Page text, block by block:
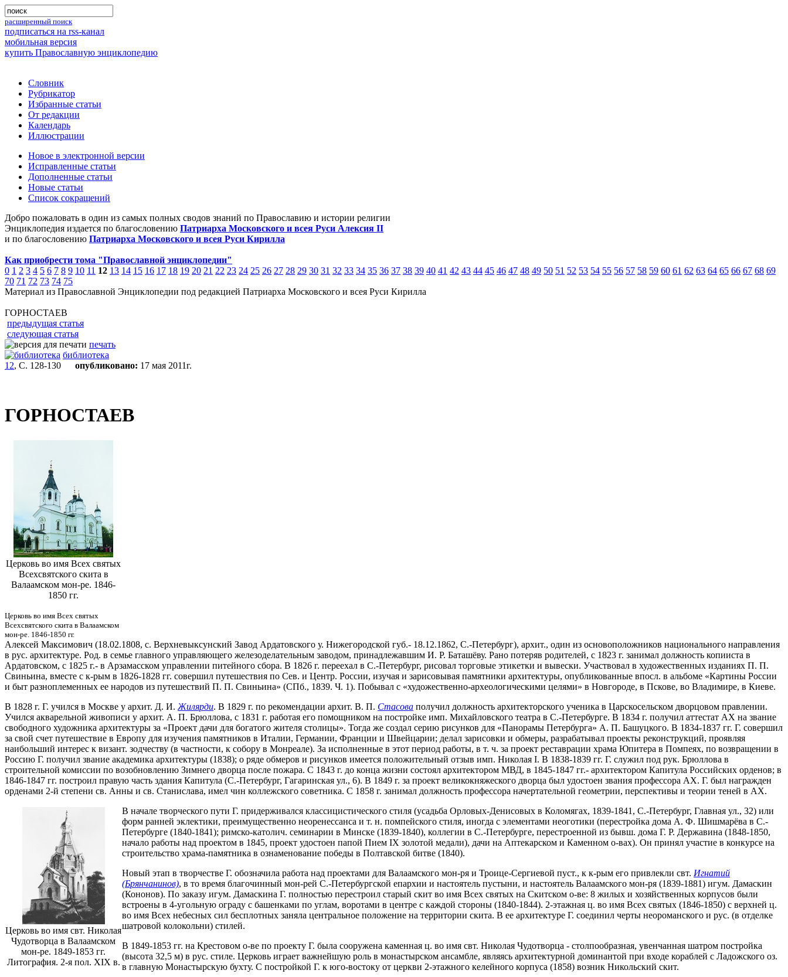
расширенный поиск
подписаться на rss-канал
мобильная версия
купить Православную энциклопедию
Словник
Рубрикатор
Избранные статьи
От редакции
Календарь
Иллюстрации
Новое в электронной версии
Исправленные статьи
Дополненные статьи
Новые статьи
Список сокращений
Добро пожаловать в один из самых полных сводов знаний по Православию и истории религии
Энциклопедия издается по благословению Патриарха Московского и всея Руси Алексия II
и по благословению Патриарха Московского и всея Руси Кирилла
Как приобрести тома "Православной энциклопедии"
0 1 2 3 4 5 6 7 8 9 10 11 12 13 14 15 16 17 18 19 20 21 22 23 24 25 26 27 28 29 30 31 32 33 34 35 36 37 38 39 40 41 42 43 44 45 46 47 48 49 50 51 52 53 54 55 56 57 58 59 60 61 62 63 64 65 66 67 68 69
70 71 72 73 74 75
Материал из Православной Энциклопедии под редакцией Патриарха Московского и всея Руси Кирилла
ГОРНОСТАЕВ
предыдущая статья
следующая статья
печать
библиотека
12, С. 128-130 опубликовано: 17 мая 2011г.
ГОРНОСТАЕВ
Церковь во имя Всех святых
Всехсвятского скита в
Валаамском мон-ре. 1846-
1850 гг.
Церковь во имя Всех святых
Всехсвятского скита в Валаамском
мон-ре. 1846-1850 гг.
Алексей Максимович (18.02.1808, с. Верхневыксунский Завод Ардатовского у. Нижегородской губ.- 18.12.1862, С.-Петербург), архит., один из основоположников национального направления
в рус. архитектуре. Род. в семье главного управляющего железоделательным заводом, принадлежавшим И. Р. Баташёву. Рано потеряв родителей, с 1823 г. занимал должность копииста в
Ардатовском, с 1825 г.- в Арзамасском управлении питейного сбора. В 1826 г. переехал в С.-Петербург, рисовал торговые этикетки и вывески. Участвовал в художественных изданиях П. П.
Свиньина, вместе с к-рым в 1826-1828 гг. совершил путешествия по Сев. и Центр. России, изучая и зарисовывая памятники архитектуры, опубликованные впосл. в альбоме «Картины России
и быт разноплеменных ее народов из путешествий П. П. Свиньина» (СПб., 1839. Ч. 1). Побывал с «художественно-археологическими целями» в Новгороде, в Пскове, во Владимире, в Киеве.
В 1828 г. Г. учился в Москве у архит. Д. И. Жилярди. В 1829 г. по рекомендации архит. В. П. Стасова получил должность архитекторского ученика в Царскосельском дворцовом правлении.
Учился акварельной живописи у архит. А. П. Брюллова, с 1831 г. работая его помощником на постройке имп. Михайловского театра в С.-Петербурге. В 1834 г. получил аттестат АХ на звание
свободного художника архитектуры за «Проект дачи для богатого жителя столицы». Тогда же создал серию рисунков для «Панорамы Петербурга» А. П. Башуцкого. В 1834-1837 гг. Г. совершил
за свой счет путешествие в Европу для изучения памятников в Италии, Германии, Франции и Швейцарии; делал зарисовки и обмеры, разрабатывал проекты реконструкций, проявляя
наибольший интерес к визант. зодчеству (в частности, к собору в Монреале). За исполненные в этот период работы, в т. ч. за проект реставрации храма Юпитера в Помпеях, по возвращении в
Россию Г. получил звание академика архитектуры (1838); о ряде обмеров и рисунков имеется положительный отзыв имп. Николая I. В 1838-1839 гг. Г. служил под рук. Брюллова в
строительной комиссии по возобновлению Зимнего дворца после пожара. С 1843 г. до конца жизни состоял архитектором МВД, в 1845-1847 гг.- архитектором Капитула Российских орденов; в
1846-1847 гг. построил правую часть здания Капитула (С.-Петербург, Гагаринская ул., 6). В 1849 г. за проект великокняжеского дворца был удостоен звания профессора АХ. Г. был награжден
орденами 2-й степени св. Анны и св. Станислава, имел чин коллежского советника. С 1858 г. занимал должность профессора начертательной геометрии, перспективы и теории теней в АХ.
Церковь во имя свт. Николая
Чудотворца в Валаамском
мон-ре. 1849-1853 гг.
Литография. 2-я пол. XIX в.
В начале творческого пути Г. придерживался классицистического стиля (усадьба Орловых-Денисовых в Коломягах, 1839-1841, С.-Петербург, Главная ул., 32) или
форм ранней эклектики, преимущественно неоренессанса и т. н. помпейского стиля, иногда с элементами неоготики (перестройка дома А. Ф. Шишмарёва в С.-
Петербурге (1840-1841); римско-католич. семинарии в Минске (1839-1840), коллегии в С.-Петербурге, перестроенной из бывш. дома Г. Р. Державина (1848-1850,
начало работы над проектом в 1845, проект удостоен папой Пием IX золотой медали), дачи на Аптекарском и Каменном о-вах). Он принял участие в конкурсе на
строительство храма-памятника в ознаменование победы в Полтавской битве (1840).
Новый этап в творчестве Г. обозначила работа над проектами для Валаамского мон-ря и Троице-Сергиевой пуст., к к-рым его привлекли свт. Игнатий
(Брянчанинов), в то время благочинный мон-рей С.-Петербургской епархии и настоятель пустыни, и настоятель Валаамского мон-ря (1839-1881) игум. Дамаскин
(Кононов). По заказу игум. Дамаскина Г. полностью перестроил старый скит во имя Всех святых на Скитском о-ве: 8 жилых и хозяйственных корпусов были
встроены в 4-угольную ограду с башенками по углам, воротами в центре с каждой стороны (1840-1844). 2-этажная ц. во имя Всех святых (1846-1850) с верхней ц.
во имя Всех небесных сил бесплотных заняла центральное положение на территории скита. В ее архитектуре Г. соединил черты неороманского и рус. (в отделке
шатровой колокольни) стилей.
В 1849-1853 гг. на Крестовом о-ве по проекту Г. была сооружена каменная ц. во имя свт. Николая Чудотворца - столпообразная, увенчанная шатром постройка
(высота 32,5 м) в рус. стиле. Церковь играет важнейшую роль в монастырском ансамбле, являясь архитектурной доминантой при входе кораблей с Ладожского оз.
в главную Монастырскую бухту. С постройкой Г. к юго-востоку от церкви 2-этажного келейного корпуса (1858) возник Никольский скит.